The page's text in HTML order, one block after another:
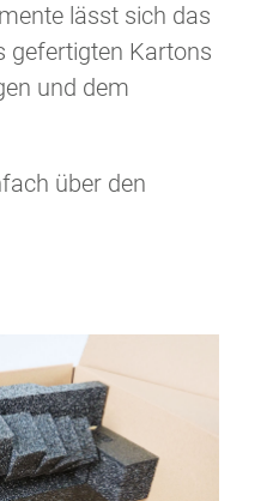
lässt sich das
gefertigten Kartons
und dem
über den